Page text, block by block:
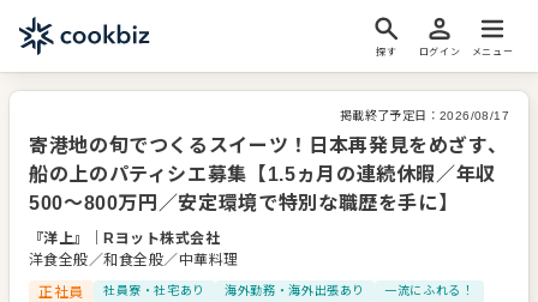
探す ログイン メニュー
掲載終了予定日： 2026/08/17
寄港地の旬でつくるスイーツ！日本再発見をめざす、
船の上のパティシエ募集【1.5ヵ月の連続休暇／年収
500～800万円／安定環境で特別な職歴を手に】
『洋上』
Rヨット株式会社
洋食全般／和食全般／中華料理
正社員
社員寮・社宅あり 海外勤務・海外出張あり
一流にふれる！